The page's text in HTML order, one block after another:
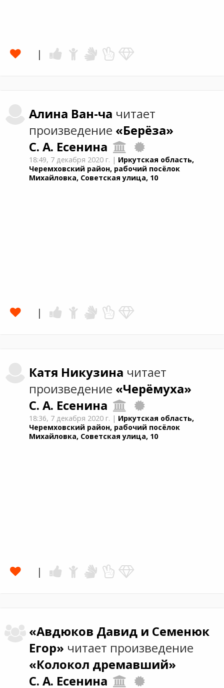
Алина Ван-ча читает
произведение «Берёза»
С. А. Есенина
18:49, 7 декабря 2020 г. | Иркутская область,
Черемховский район, рабочий посёлок
Михайловка, Советская улица, 10
Катя Никузина читает
произведение «Черёмуха»
С. А. Есенина
18:36, 7 декабря 2020 г. | Иркутская область,
Черемховский район, рабочий посёлок
Михайловка, Советская улица, 10
«Авдюков Давид и Семенюк
Егор» читает произведение
«Колокол дремавший»
С. А. Есенина